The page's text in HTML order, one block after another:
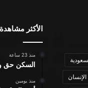
الأكثر مشاهدة
منذ 23 ساعة
السكن حق
منذ يومين